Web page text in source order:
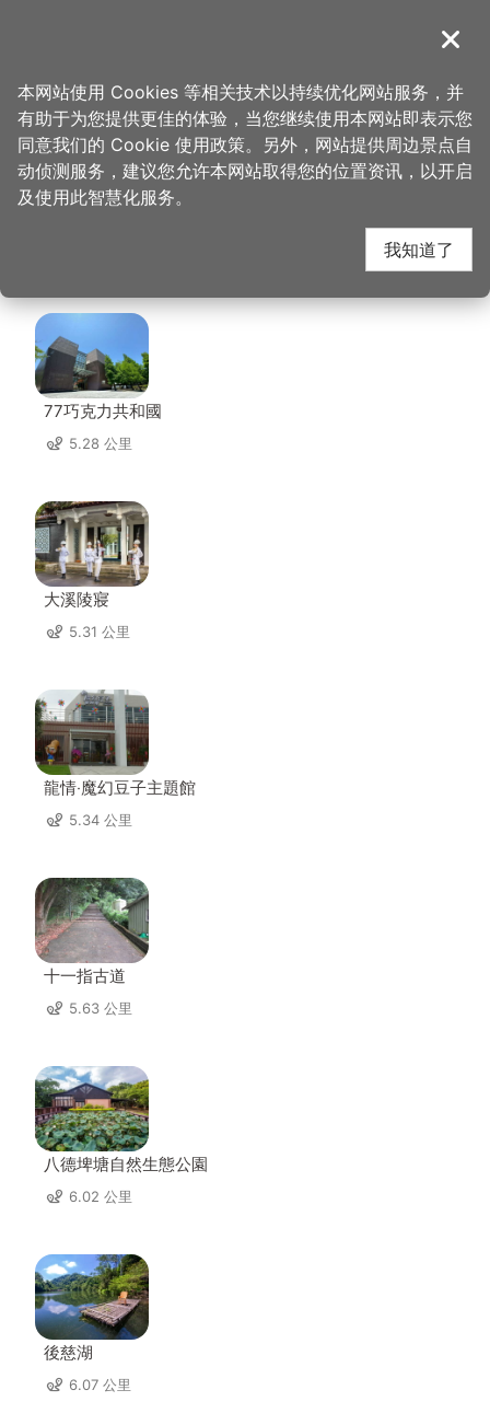
導覽
首页 > 想去的地方 > 住宿 > 碧云天汽车旅馆（大溪馆）
碧云天汽车旅馆（大溪
馆） 周边景点
77巧克力共和國
5.28 公里
大溪陵寢
5.31 公里
龍情‧魔幻豆子主題館
5.34 公里
十一指古道
5.63 公里
八德埤塘自然生態公園
6.02 公里
後慈湖
6.07 公里
关闭
本网站使用 Cookies 等相关技术以持续优化网站服务，并
有助于为您提供更佳的体验，当您继续使用本网站即表示您
同意我们的 Cookie 使用政策。另外，网站提供周边景点自
动侦测服务，建议您允许本网站取得您的位置资讯，以开启
及使用此智慧化服务。
我知道了